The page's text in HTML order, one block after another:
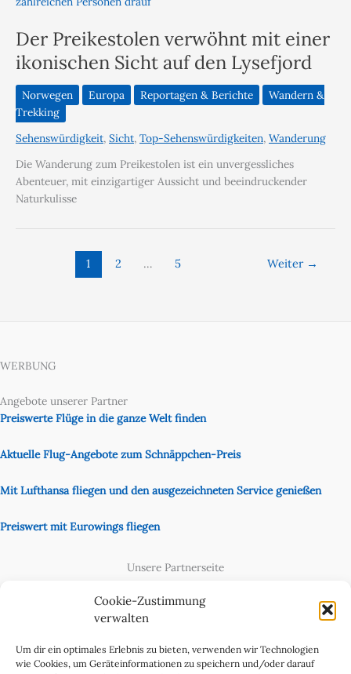
Cookie-Zustimmung
verwalten
Um dir ein optimales Erlebnis zu bieten, verwenden wir Technologien
wie Cookies, um Geräteinformationen zu speichern und/oder darauf
Der Preikestolen verwöhnt mit einer
ikonischen Sicht auf den Lysefjord
Norwegen Europa Reportagen & Berichte
Wandern &
Trekking
Sehenswürdigkeit, Sicht, Top-Sehenswürdigkeiten, Wanderung
Die Wanderung zum Preikestolen ist ein unvergessliches
Abenteuer, mit einzigartiger Aussicht und beeindruckender
Naturkulisse
1 2 … 5 Weiter →
WERBUNG
Angebote unserer Partner
Preiswerte Flüge in die ganze Welt finden
Aktuelle Flug-Angebote zum Schnäppchen-Preis
Mit Lufthansa fliegen und den ausgezeichneten Service genießen
Preiswert mit Eurowings fliegen
Unsere Partnerseite